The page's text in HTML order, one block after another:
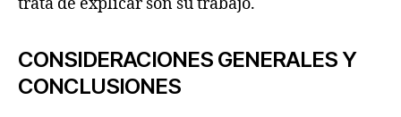
CONSIDERACIONES GENERALES Y
CONCLUSIONES